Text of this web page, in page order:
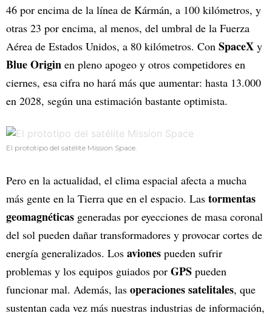
46 por encima de la línea de Kármán, a 100 kilómetros, y
otras 23 por encima, al menos, del umbral de la Fuerza
Aérea de Estados Unidos, a 80 kilómetros. Con SpaceX y
Blue Origin en pleno apogeo y otros competidores en
ciernes, esa cifra no hará más que aumentar: hasta 13.000
en 2028, según una estimación bastante optimista.
El prototipo del satélite Mission Space.
Pero en la actualidad, el clima espacial afecta a mucha
más gente en la Tierra que en el espacio. Las tormentas
geomagnéticas generadas por eyecciones de masa coronal
del sol pueden dañar transformadores y provocar cortes de
energía generalizados. Los aviones pueden sufrir
problemas y los equipos guiados por GPS pueden
funcionar mal. Además, las operaciones satelitales, que
sustentan cada vez más nuestras industrias de información,